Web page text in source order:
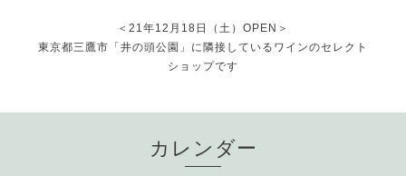
＜21年12月18日（土）OPEN＞
東京都三鷹市「井の頭公園」に隣接しているワインのセレクト
ショップです
カレンダー